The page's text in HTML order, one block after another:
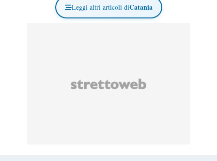
Leggi altri articoli diCatania